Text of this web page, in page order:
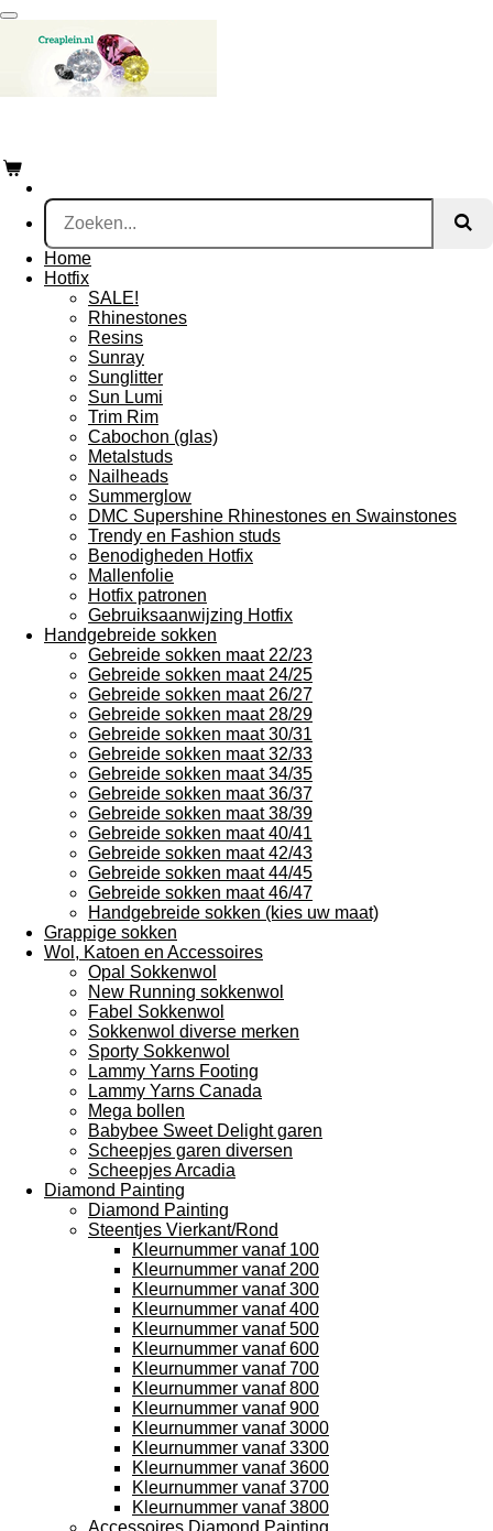
Ga
direct
hoofdinhoud
Home
Hotfix
SALE!
Rhinestones
Resins
Sunray
Sunglitter
Sun Lumi
Trim Rim
Cabochon (glas)
Metalstuds
Nailheads
Summerglow
DMC Supershine Rhinestones en Swainstones
Trendy en Fashion studs
Benodigheden Hotfix
Mallenfolie
Hotfix patronen
Gebruiksaanwijzing Hotfix
Handgebreide sokken
Gebreide sokken maat 22/23
Gebreide sokken maat 24/25
Gebreide sokken maat 26/27
Gebreide sokken maat 28/29
Gebreide sokken maat 30/31
Gebreide sokken maat 32/33
Gebreide sokken maat 34/35
Gebreide sokken maat 36/37
Gebreide sokken maat 38/39
Gebreide sokken maat 40/41
Gebreide sokken maat 42/43
Gebreide sokken maat 44/45
Gebreide sokken maat 46/47
Handgebreide sokken (kies uw maat)
Grappige sokken
Wol, Katoen en Accessoires
Opal Sokkenwol
New Running sokkenwol
Fabel Sokkenwol
Sokkenwol diverse merken
Sporty Sokkenwol
Lammy Yarns Footing
Lammy Yarns Canada
Mega bollen
Babybee Sweet Delight garen
Scheepjes garen diversen
Scheepjes Arcadia
Diamond Painting
Diamond Painting
Steentjes Vierkant/Rond
Kleurnummer vanaf 100
Kleurnummer vanaf 200
Kleurnummer vanaf 300
Kleurnummer vanaf 400
Kleurnummer vanaf 500
Kleurnummer vanaf 600
Kleurnummer vanaf 700
Kleurnummer vanaf 800
Kleurnummer vanaf 900
Kleurnummer vanaf 3000
Kleurnummer vanaf 3300
Kleurnummer vanaf 3600
Kleurnummer vanaf 3700
Kleurnummer vanaf 3800
Accessoires Diamond Painting